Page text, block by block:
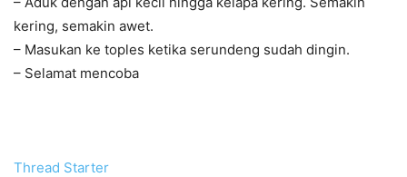
kering, semakin awet.
– Masukan ke toples ketika serundeng sudah dingin.
– Selamat mencoba
Thread Starter